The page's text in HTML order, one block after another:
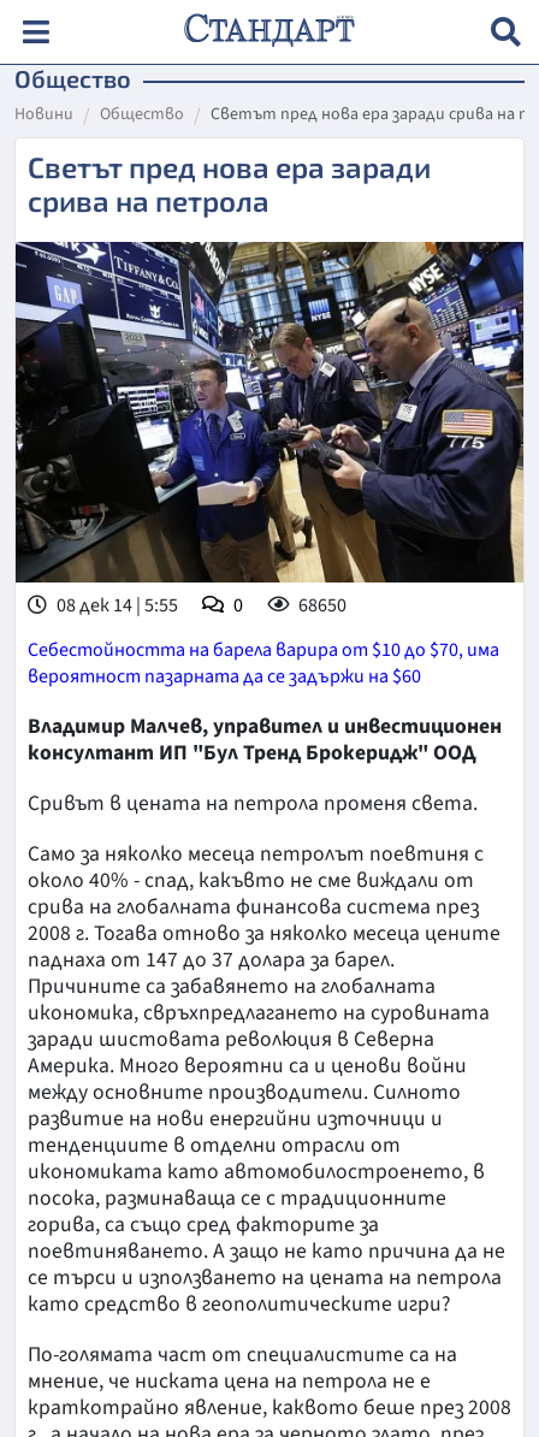
Общество
Новини Общество Светът пред нова ера заради срива на
Светът пред нова ера заради
срива на петрола
08 дек 14 | 5:55 0
68650
Себестойността на барела варира от $10 до $70, има
вероятност пазарната да се задържи на $60
Владимир Малчев, управител и инвестиционен
консултант ИП "Бул Тренд Брокеридж" ООД
Сривът в цената на петрола променя света.
Само за няколко месеца петролът поевтиня с
около 40% - спад, какъвто не сме виждали от
срива на глобалната финансова система през
2008 г. Тогава отново за няколко месеца цените
паднаха от 147 до 37 долара за барел.
Причините са забавянето на глобалната
икономика, свръхпредлагането на суровината
заради шистовата революция в Северна
Америка. Много вероятни са и ценови войни
между основните производители. Силното
развитие на нови енергийни източници и
тенденциите в отделни отрасли от
икономиката като автомобилостроенето, в
посока, разминаваща се с традиционните
горива, са също сред факторите за
поевтиняването. А защо не като причина да не
се търси и използването на цената на петрола
като средство в геополитическите игри?
По-голямата част от специалистите са на
мнение, че ниската цена на петрола не е
краткотрайно явление, каквото беше през 2008